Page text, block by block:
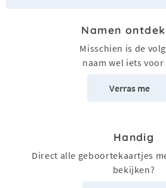
Namen
Misschien is de
naam wel iets voor
Verras me
Handig
Direct alle geboortekaartjes
bekijken?